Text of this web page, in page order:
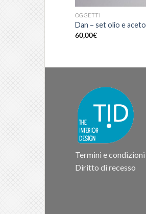
OGGETTI
Dan – set olio e aceto
60,00€
Termini e condizioni
Diritto di recesso